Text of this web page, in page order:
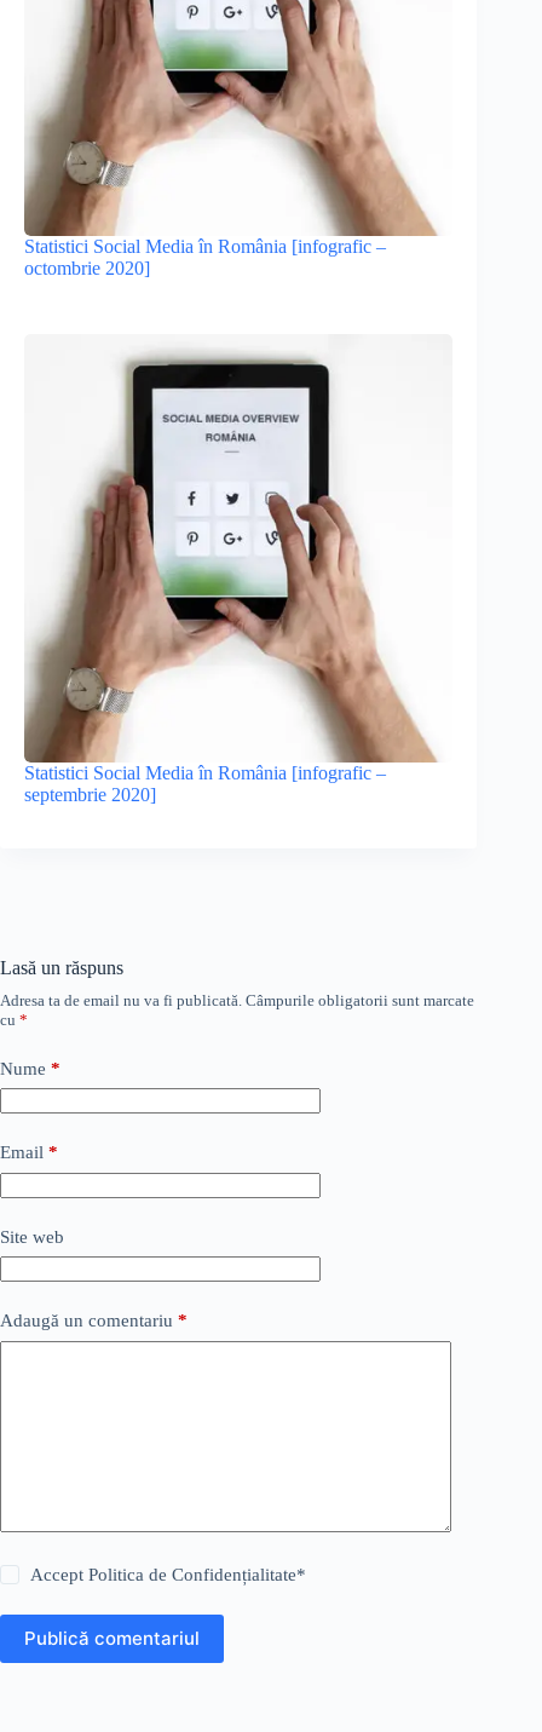
Statistici Social Media în România [infografic –
octombrie 2020]
Statistici Social Media în România [infografic –
septembrie 2020]
Lasă un răspuns
Adresa ta de email nu va fi publicată. Câmpurile obligatorii sunt marcate
cu *
Nume *
Email *
Site web
Adaugă un comentariu *
AcceptPolitica de Confidențialitate*
Publică comentariul